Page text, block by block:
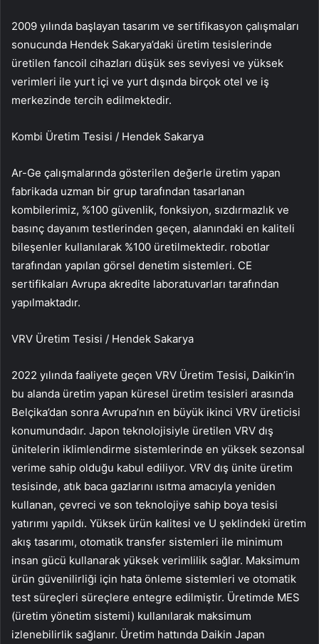
2009 yılında başlayan tasarım ve sertifikasyon çalışmaları
sonucunda Hendek Sakarya’daki üretim tesislerinde
üretilen fancoil cihazları düşük ses seviyesi ve yüksek
verimleri ile yurt içi ve yurt dışında birçok otel ve iş
merkezinde tercih edilmektedir.
Kombi Üretim Tesisi / Hendek Sakarya
Ar-Ge çalışmalarında gösterilen değerle üretim yapan
fabrikada uzman bir grup tarafından tasarlanan
kombilerimiz, %100 güvenlik, fonksiyon, sızdırmazlık ve
basınç dayanım testlerinden geçen, alanındaki en kaliteli
bileşenler kullanılarak %100 üretilmektedir. robotlar
tarafından yapılan görsel denetim sistemleri. CE
sertifikaları Avrupa akredite laboratuvarları tarafından
yapılmaktadır.
VRV Üretim Tesisi / Hendek Sakarya
2022 yılında faaliyete geçen VRV Üretim Tesisi, Daikin’in
bu alanda üretim yapan küresel üretim tesisleri arasında
Belçika’dan sonra Avrupa’nın en büyük ikinci VRV üreticisi
konumundadır. Japon teknolojisiyle üretilen VRV dış
ünitelerin iklimlendirme sistemlerinde en yüksek sezonsal
verime sahip olduğu kabul ediliyor. VRV dış ünite üretim
tesisinde, atık baca gazlarını ısıtma amacıyla yeniden
kullanan, çevreci ve son teknolojiye sahip boya tesisi
yatırımı yapıldı. Yüksek ürün kalitesi ve U şeklindeki üretim
akış tasarımı, otomatik transfer sistemleri ile minimum
insan gücü kullanarak yüksek verimlilik sağlar. Maksimum
ürün güvenilirliği için hata önleme sistemleri ve otomatik
test süreçleri süreçlere entegre edilmiştir. Üretimde MES
(üretim yönetim sistemi) kullanılarak maksimum
izlenebilirlik sağlanır. Üretim hattında Daikin Japan